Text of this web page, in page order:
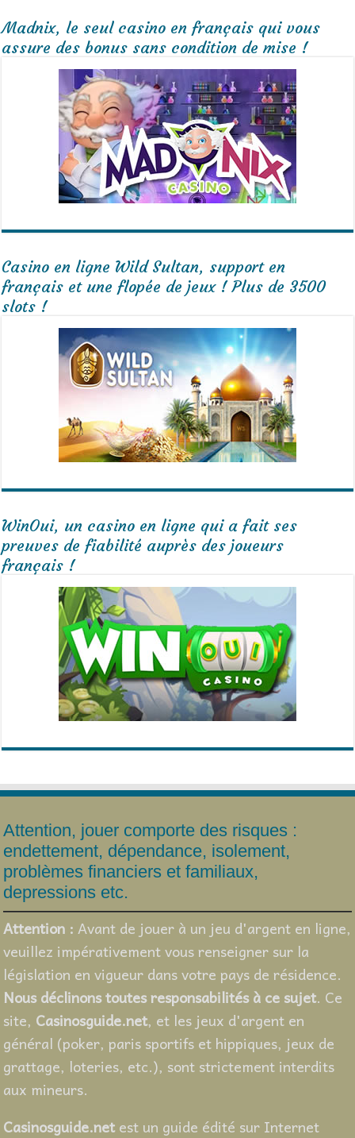
Madnix, le seul casino en français qui vous
assure des bonus sans condition de mise !
Casino en ligne Wild Sultan, support en
français et une flopée de jeux ! Plus de 3500
slots !
WinOui, un casino en ligne qui a fait ses
preuves de fiabilité auprès des joueurs
français !
Attention, jouer comporte des risques :
endettement, dépendance, isolement,
problèmes financiers et familiaux,
depressions etc.
Attention : Avant de jouer à un jeu d'argent en ligne,
veuillez impérativement vous renseigner sur la
législation en vigueur dans votre pays de résidence.
Nous déclinons toutes responsabilités à ce sujet. Ce
site, Casinosguide.net, et les jeux d'argent en
général (poker, paris sportifs et hippiques, jeux de
grattage, loteries, etc.), sont strictement interdits
aux mineurs.
Casinosguide.netest un guide édité sur Internet